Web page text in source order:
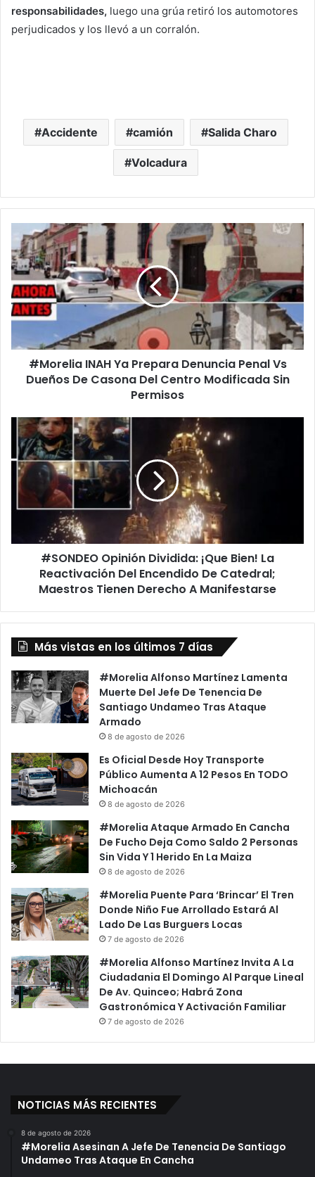
responsabilidades, luego una grúa retiró los automotores
perjudicados y los llevó a un corralón.
Accidente camión Salida Charo
Volcadura
#Morelia
INAH
Ya
Prepara
Denuncia
Penal
Vs
De
Casona
Sin
Permisos
#Morelia INAH Ya Prepara Denuncia Penal Vs
Dueños De Casona Del Centro Modificada Sin
Permisos
#SONDEO
Opinión
Dividida:
¡Que
Bien!
Reactivación
Encendido
Catedral;
Maestros
Derecho
Manifestarse
#SONDEO Opinión Dividida: ¡Que Bien! La
Reactivación Del Encendido De Catedral;
Maestros Tienen Derecho A Manifestarse
Más vistas en los últimos 7 días
#Morelia Alfonso Martínez Lamenta
Muerte Del Jefe De Tenencia De
Santiago Undameo Tras Ataque
Armado
8 de agosto de 2026
Es Oficial Desde Hoy Transporte
Público Aumenta A 12 Pesos En TODO
Michoacán
8 de agosto de 2026
#Morelia Ataque Armado En Cancha
De Fucho Deja Como Saldo 2 Personas
Sin Vida Y 1 Herido En La Maiza
8 de agosto de 2026
#Morelia Puente Para ‘Brincar’ El Tren
Donde Niño Fue Arrollado Estará Al
Lado De Las Burguers Locas
7 de agosto de 2026
#Morelia Alfonso Martínez Invita A La
Ciudadania El Domingo Al Parque Lineal
De Av. Quinceo; Habrá Zona
Gastronómica Y Activación Familiar
7 de agosto de 2026
NOTICIAS MÁS RECIENTES
8 de agosto de 2026
#Morelia Asesinan A Jefe De Tenencia De Santiago
Undameo Tras Ataque En Cancha